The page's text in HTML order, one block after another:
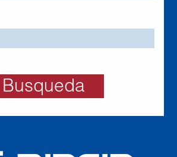
Busqueda